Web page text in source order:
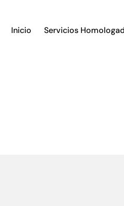
Inicio Servicios